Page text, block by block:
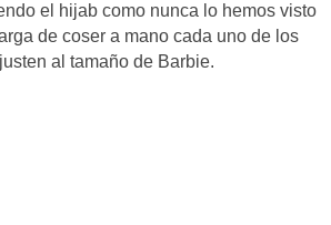
el hijab como nunca lo hemos visto
de coser a mano cada uno de los
al tamaño de Barbie.